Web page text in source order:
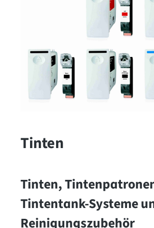
Tinten
Tinten,
Tintentank-Systeme
Reinigungszubehör